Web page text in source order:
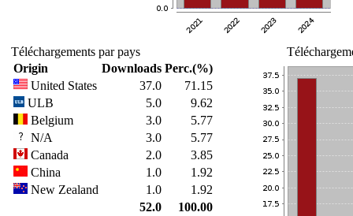
Téléchargements par pays
Origin
Downloads Perc.(%)
United States
37.0
71.15
ULB
5.0
9.62
Belgium
3.0
5.77
N/A
3.0
5.77
Canada
2.0
3.85
China
1.0
1.92
New Zealand
1.0
1.92
52.0
100.00